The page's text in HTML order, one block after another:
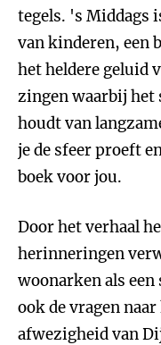
tegels. 's Middags
van kinderen, een
het heldere geluid
zingen waarbij
houdt van
je de sfeer proeft
boek voor jou.
Door het verhaal
herinneringen
woonarken als
ook de vragen
afwezigheid van